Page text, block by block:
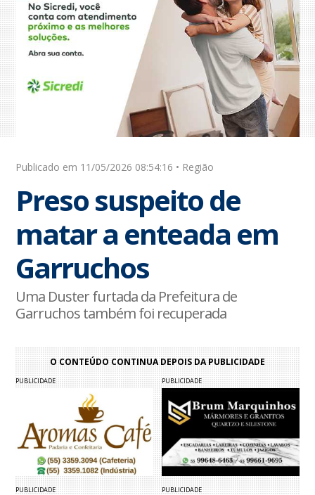
Publicado em 11/05/2026 08:54:16 • Região
Preso suspeito de
matar a enteada em
Garruchos
Uma Duster furtada da Prefeitura de
Garruchos também foi recuperada
O CONTEÚDO CONTINUA DEPOIS DA PUBLICIDADE
PUBLICIDADE PUBLICIDADE
PUBLICIDADE PUBLICIDADE